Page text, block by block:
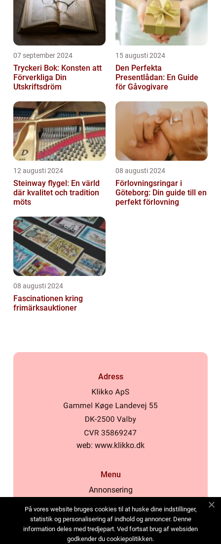
07 september 2024
Tryckeri Bok: Konsten att
Förverkliga Din
Utskriftsdröm
15 augusti 2024
Den Perfekta
Presentlådan: En Guide
för Gåvogivare
12 augusti 2024
Steinway flygel: En värld
där kvalitet och tradition
möts
08 augusti 2024
Förlovningsringar i
Göteborg: Din guide till en
perfekt förlovning
08 augusti 2024
Fascinationen kring
frimärksauktioner
Adress
web: www.klikko.dk
Menu
Annonsering
Cookies
Kontakta oss
På vores website bruges cookies til at huske dine indstillinger,
statistik og personalisering af indhold og annoncer. Denne
information deles med tredjepart. Ved fortsat brug af websiden
godkender du cookiepolitikken.